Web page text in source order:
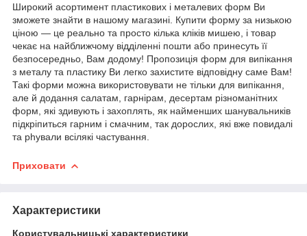
Широкий асортимент пластикових і металевих форм Ви
зможете знайти в нашому магазині. Купити форму за низькою
ціною — це реально та просто кілька кліків мишею, і товар
чекає на найближчому відділенні пошти або принесуть її
безпосередньо, Вам додому! Пропозиція форм для випікання
з металу та пластику Ви легко захистите відповідну саме Вам!
Такі форми можна використовувати не тільки для випікання,
але й додання салатам, гарнірам, десертам різноманітних
форм, які здивують і захоплять, як найменших шанувальників
підкріпиться гарним і смачним, так дорослих, які вже повидалі
та phували всілякі частування.
Приховати
Характеристики
Користувальницькі характеристики